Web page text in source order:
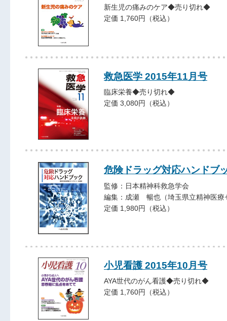
新生児の痛みのケア◆売り切れ◆
定価 1,760円（税込）
救急医学 2015年11月号
臨床栄養◆売り切れ◆
定価 3,080円（税込）
危険ドラッグ対応ハンドブ
監修：日本精神科救急学会
編集：成瀬 暢也（埼玉県立精神医療
定価 1,980円（税込）
小児看護 2015年10月号
AYA世代のがん看護◆売り切れ◆
定価 1,760円（税込）